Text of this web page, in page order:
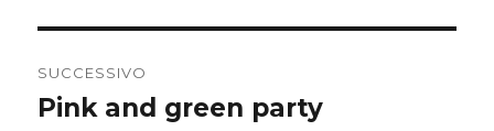
SUCCESSIVO
Articolo
Pink and green party